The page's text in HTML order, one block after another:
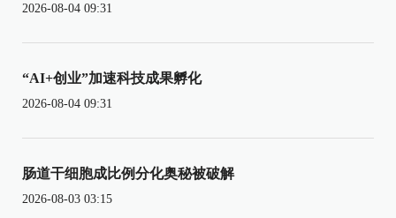
2026-08-04 09:31
“AI+创业”加速科技成果孵化
2026-08-04 09:31
肠道干细胞成比例分化奥秘被破解
2026-08-03 03:15